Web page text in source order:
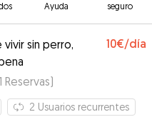
Ayuda
seguro
sin perro,
10€/día
Reservas)
2 Usuarios recurrentes